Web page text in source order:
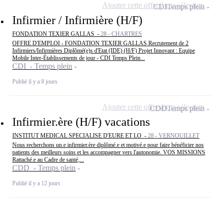
Infirmier / Infirmière (H/F)
FONDATION TEXIER GALLAS - 28 - CHARTRES
OFFRE D'EMPLOI - FONDATION TEXIER GALLAS Recrutement de 2
Infirmiers/Infirmières Diplômé(e)s d'Etat (IDE) (H/F) Projet Innovant : Equipe
Mobile Inter-Établissements de jour - CDI Temps Plein...
CDI - Temps plein
Publié il y a 8 jours
CDITemps plein
Ajouter cette offre à ma sélection
Infirmier.ère (H/F) vacations
INSTITUT MEDICAL SPECIALISE D'EURE ET LO - 28 - VERNOUILLET
Nous recherchons un.e infirmier.ère diplômé.e et motivé.e pour faire bénéficier nos
patients des meilleurs soins et les accompagner vers l'autonomie. VOS MISSIONS
Rattaché.e au Cadre de santé,...
CDD - Temps plein
Publié il y a 12 jours
CDDTemps plein
Ajouter cette offre à ma sélection